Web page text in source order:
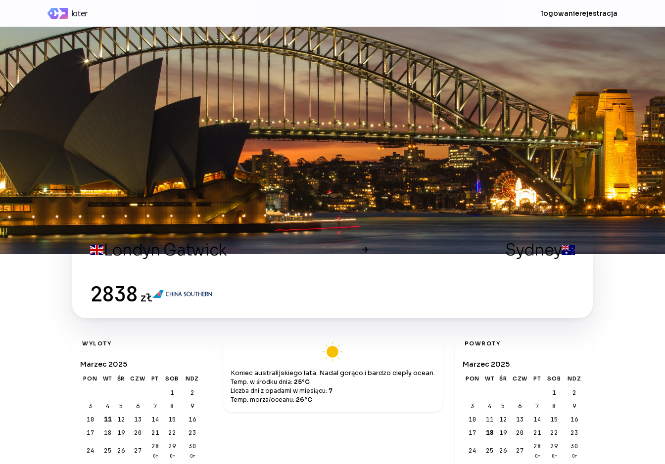
logowanierejestracja
Londyn Gatwick ✈ Sydney
2838 zł
WYLOTY
Marzec 2025
PON WT ŚR CZW PT SOB NDZ
1
2
3
4 5 6 7 8
9
10
11 12 13 14 15
16
17
18 19 20 21 22 23
24 25 26 27
28
Or
29
Or
30
Or
Koniec australijskiego lata. Nadal gorąco i bardzo ciepły ocean.
Temp. w środku dnia: 25°C
Liczba dni z opadami w miesiącu: 7
Temp. morza/oceanu: 26°C
POWROTY
Marzec 2025
PON WT ŚR CZW PT SOB NDZ
1
2
3
4 5 6 7 8
9
10
11 12 13 14 15
16
17
18 19 20 21 22 23
24 25 26 27
28
Or
29
Or
30
Or